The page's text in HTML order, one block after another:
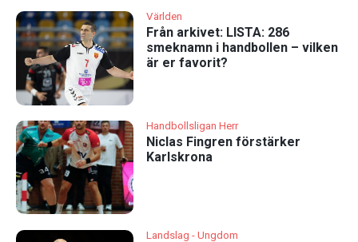
Världen
Från arkivet: LISTA: 286
smeknamn i handbollen – vilken
är er favorit?
Handbollsligan Herr
Niclas Fingren förstärker
Karlskrona
Landslag - Ungdom